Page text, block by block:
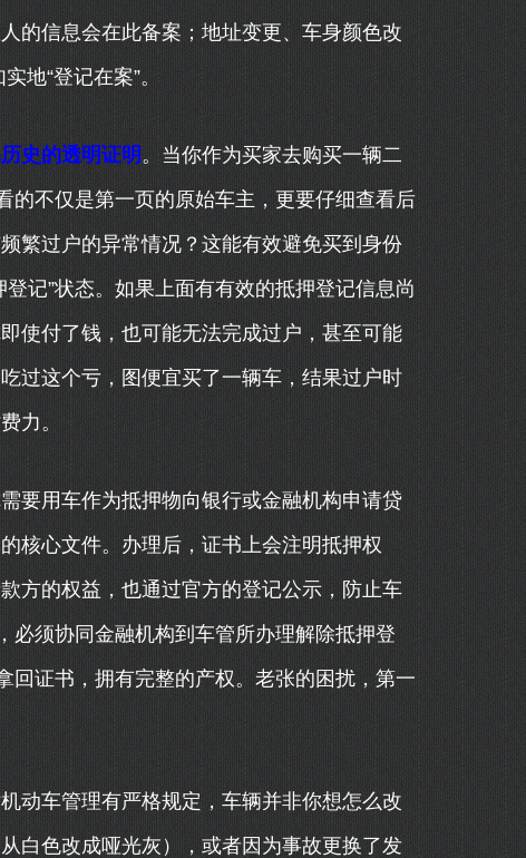
的信息会在此备案；地址变更、车身颜色改
地“登记在案”。
史的透明证明。当你作为买家去购买一辆二
的不仅是第一页的原始车主，更要仔细查看后
繁过户的异常情况？这能有效避免买到身份
记”状态。如果上面有有效的抵押登记信息尚
使付了钱，也可能无法完成过户，甚至可能
过这个亏，图便宜买了一辆车，结果过户时
力。
要用车作为抵押物向银行或金融机构申请贷
核心文件。办理后，证书上会注明抵押权
方的权益，也通过官方的登记公示，防止车
必须协同金融机构到车管所办理解除抵押登
回证书，拥有完整的产权。老张的困扰，第一
动车管理有严格规定，车辆并非你想怎么改
白色改成哑光灰），或者因为事故更换了发